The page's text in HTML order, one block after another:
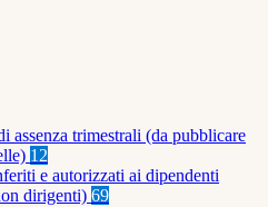
assenza trimestrali (da pubblicare
12
e autorizzati ai dipendenti
dirigenti) 69